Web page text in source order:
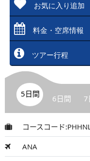
お気に入り追加
料金・空席情報
ツアー行程
5日間 6日間 7
コースコード
ANA